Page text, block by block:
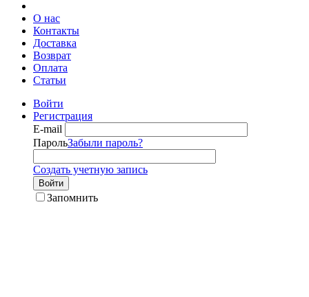
О нас
Контакты
Доставка
Возврат
Оплата
Статьи
Войти
Регистрация
E-mail
ПарольЗабыли пароль?
Создать учетную запись
Войти
Запомнить